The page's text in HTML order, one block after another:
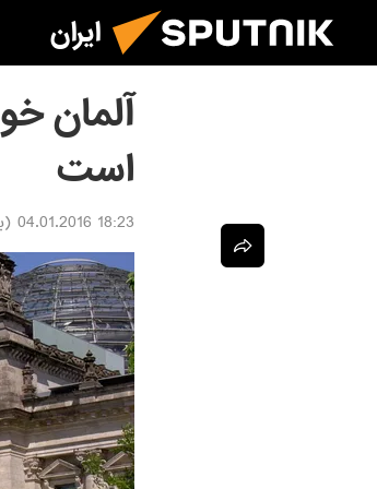
ایران
آلمان
است
18:23 04.01.2016